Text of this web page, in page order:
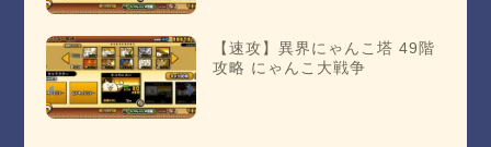
【速攻】異界にゃんこ塔 49階
攻略 にゃんこ大戦争